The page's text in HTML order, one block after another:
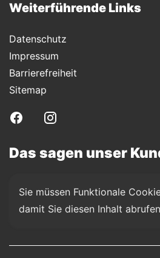
Weiterführende Links
Datenschutz
Impressum
Barrierefreiheit
Sitemap
Das sagen unser
Sie müssen Funktionale
damit Sie diesen Inhalt